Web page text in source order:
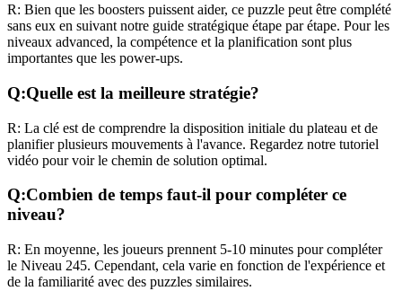
R: Bien que les boosters puissent aider, ce puzzle peut être complété
sans eux en suivant notre guide stratégique étape par étape. Pour les
niveaux advanced, la compétence et la planification sont plus
importantes que les power-ups.
Q:Quelle est la meilleure stratégie?
R: La clé est de comprendre la disposition initiale du plateau et de
planifier plusieurs mouvements à l'avance. Regardez notre tutoriel
vidéo pour voir le chemin de solution optimal.
Q:Combien de temps faut-il pour compléter ce
niveau?
R: En moyenne, les joueurs prennent 5-10 minutes pour compléter
le Niveau 245. Cependant, cela varie en fonction de l'expérience et
de la familiarité avec des puzzles similaires.